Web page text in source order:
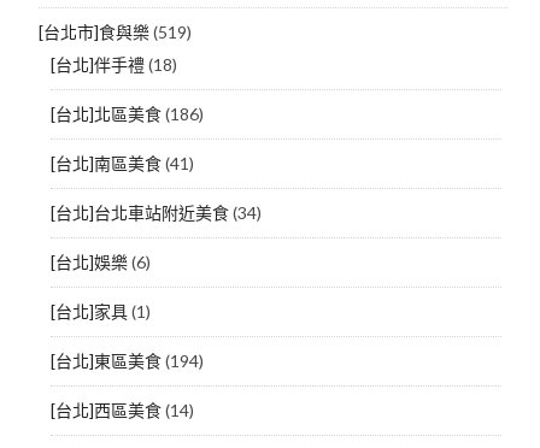
[台北市]食與樂(519)
[台北]伴手禮(18)
[台北]北區美食(186)
[台北]南區美食(41)
[台北]台北車站附近美食(34)
[台北]娛樂(6)
[台北]家具(1)
[台北]東區美食(194)
[台北]西區美食(14)